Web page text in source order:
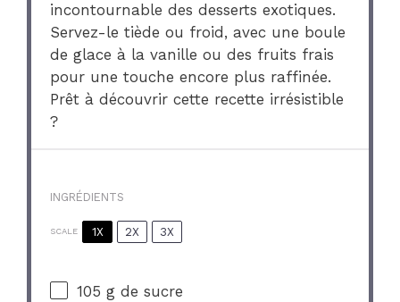
incontournable des desserts exotiques.
Servez-le tiède ou froid, avec une boule
de glace à la vanille ou des fruits frais
pour une touche encore plus raffinée.
Prêt à découvrir cette recette irrésistible
?
INGRÉDIENTS
SCALE 1X 2X 3X
105 g de sucre